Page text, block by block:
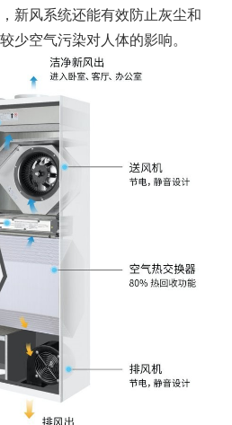
新风系统还能有效防止灰尘和
少空气污染对人体的影响。